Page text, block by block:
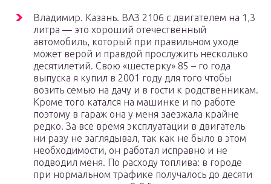
Владимир. Казань. ВАЗ 2106 с двигателем на 1,3
литра — это хороший отечественный
автомобиль, который при правильном уходе
может верой и правдой прослужить несколько
десятилетий. Свою «шестерку» 85 – го года
выпуска я купил в 2001 году для того чтобы
возить семью на дачу и в гости к родственникам.
Кроме того катался на машинке и по работе
поэтому в гараж она у меня заезжала крайне
редко. За все время эксплуатации в двигатель
ни разу не заглядывал, так как не было в этом
необходимости, он работал исправно и не
подводил меня. По расходу топлива: в городе
при нормальном трафике получалось до десяти